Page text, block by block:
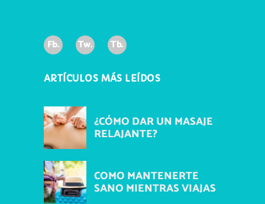
Fb. Tw. Tb.
ARTÍCULOS MÁS LEÍDOS
¿CÓMO DAR UN MASAJE
RELAJANTE?
COMO MANTENERTE
SANO MIENTRAS VIAJAS